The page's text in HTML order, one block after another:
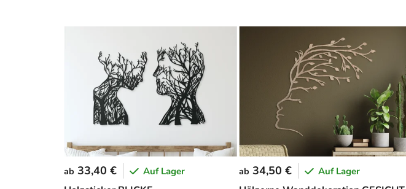
ab 33,40 € Auf Lager ab 34,50 € Auf Lager